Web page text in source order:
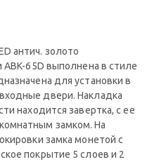
антич. золото
65D выполнена в стиле
для установки в
двери. Накладка
находится завертка, с ее
замком. На
замка монетой с
покрытие 5 слоев и 2